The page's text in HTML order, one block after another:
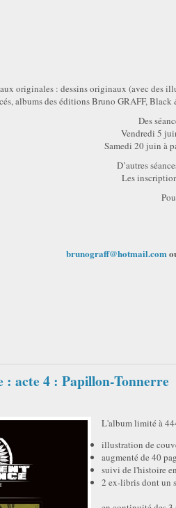
originales : dessins originaux (avec des
albums des éditions Bruno GRAFF,
Des
Vendredi 5
Samedi 20 juin à
D’autres
Les
brunograff@hotmail.com
: acte 4 : Papillon-Tonnerre
L'album limité à
illustration de
augmenté de 40
suivi de l'histoire
2 ex-libris dont un